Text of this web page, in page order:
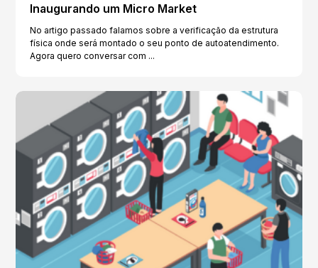
Inaugurando um Micro Market
No artigo passado falamos sobre a verificação da estrutura
física onde será montado o seu ponto de autoatendimento.
Agora quero conversar com ...